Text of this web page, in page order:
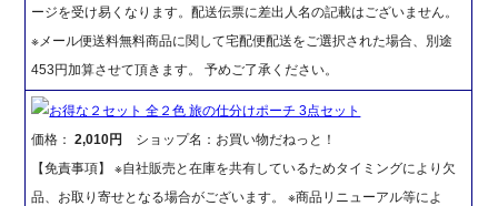
ージを受け易くなります。配送伝票に差出人名の記載はございません。
※メール便送料無料商品に関して宅配便配送をご選択された場合、別途
453円加算させて頂きます。 予めご了承ください。
お得な２セット 全２色 旅の仕分けポーチ 3点セット
価格：2,010円
ショップ名：お買い物だねっと！
【免責事項】 ※自社販売と在庫を共有しているためタイミングにより欠
品、お取り寄せとなる場合がございます。 ※商品リニューアル等によ